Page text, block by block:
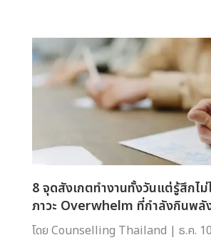
8 จุดสังเกตทำงานทั้งวันแต่รู้สึกไม่
ภาวะ Overwhelm ที่กำลังกินพ
โดย Counselling Thailand | ธ.ค.